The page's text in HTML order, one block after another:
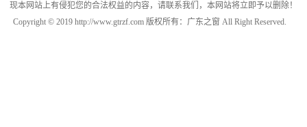
现本网站上有侵犯您的合法权益的内容，请联系我们，本网站将立即予以删除！
Copyright © 2019 http://www.gtrzf.com 版权所有：广东之窗 All Right Reserved.